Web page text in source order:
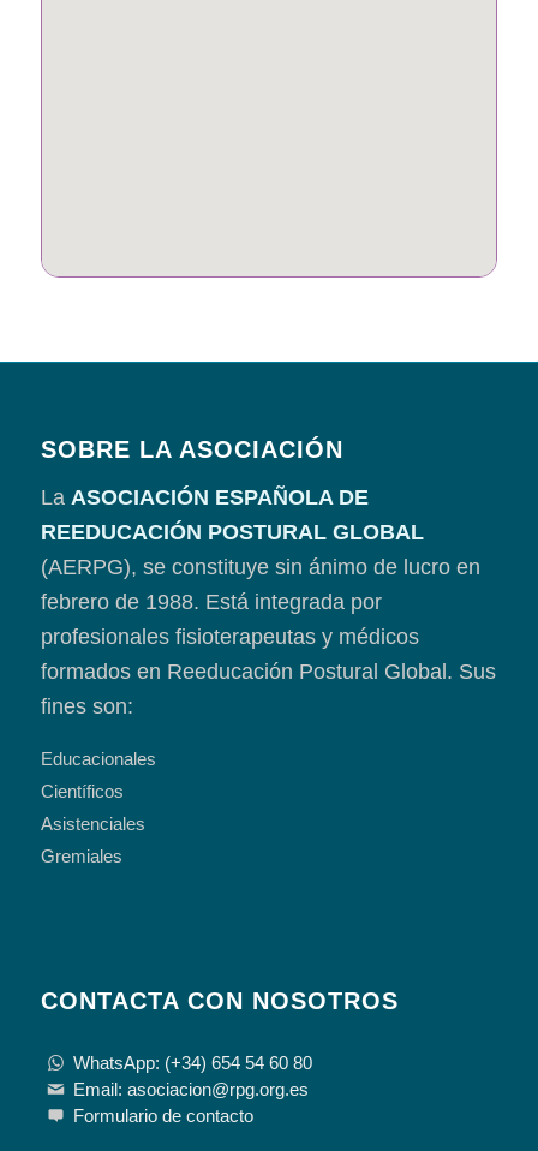
SOBRE LA ASOCIACIÓN
La ASOCIACIÓN ESPAÑOLA DE
REEDUCACIÓN POSTURAL GLOBAL
(AERPG), se constituye sin ánimo de lucro en
febrero de 1988. Está integrada por
profesionales fisioterapeutas y médicos
formados en Reeducación Postural Global. Sus
fines son:
Educacionales
Científicos
Asistenciales
Gremiales
CONTACTA CON NOSOTROS
WhatsApp: (+34) 654 54 60 80
Email: asociacion@rpg.org.es
Formulario de contacto